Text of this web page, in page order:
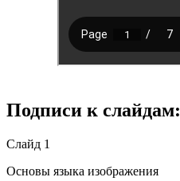
Подписи к слайдам:
Слайд 1
Основы языка изображения